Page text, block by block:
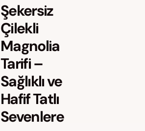
Şekersiz
Çilekli
Magnolia
Tarifi –
Sağlıklı ve
Hafif Tatlı
Sevenlere